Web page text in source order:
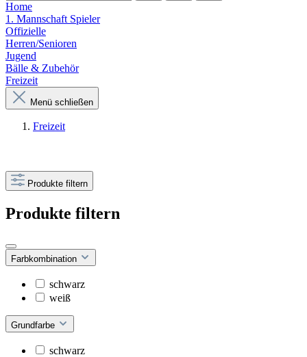
Home
1. Mannschaft Spieler
Offizielle
Herren/Senioren
Jugend
Bälle & Zubehör
Freizeit
Menü schließen
Freizeit
Produkte filtern
Produkte filtern
Farbkombination
schwarz
weiß
Grundfarbe
schwarz